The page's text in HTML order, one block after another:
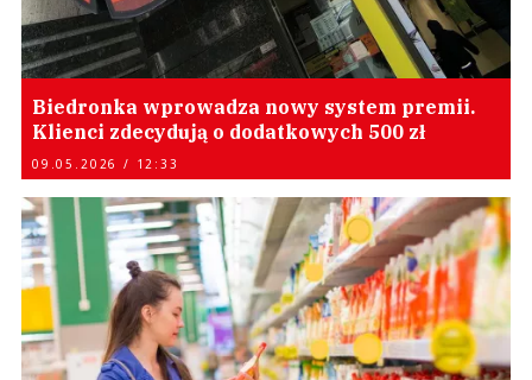
Biedronka wprowadza nowy system premii.
Klienci zdecydują o dodatkowych 500 zł
09.05.2026 / 12:33